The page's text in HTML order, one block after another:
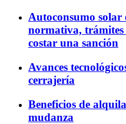
Autoconsumo solar
normativa, trámites
costar una sanción
Avances
cerrajería
Beneficios de
mudanza